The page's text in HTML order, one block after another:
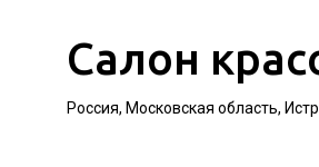
Салон
Россия, Московская область,